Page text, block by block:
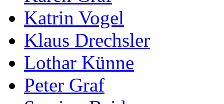
Katrin Vogel
Klaus Drechsler
Lothar Künne
Peter Graf